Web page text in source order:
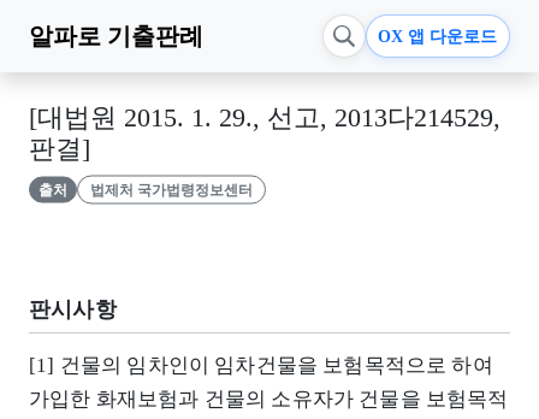
알파로 기출판례 OX 앱 다운로드
[대법원 2015. 1. 29., 선고, 2013다214529,
판결]
출처 법제처 국가법령정보센터
판시사항
[1] 건물의 임차인이 임차건물을 보험목적으로 하여
가입한 화재보험과 건물의 소유자가 건물을 보험목적